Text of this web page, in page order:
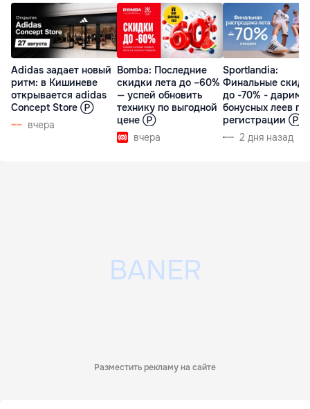
Adidas задает новый
ритм: в Кишиневе
открывается adidas
Concept Store Ⓟ
вчера
Bomba: Последние
скидки лета до –60%
— успей обновить
технику по выгодной
цене Ⓟ
вчера
Sportlandia:
Финальные
до -70% - дарим
бонусных леев
регистрации Ⓟ
2 дня назад
Разместить рекламу на сайте